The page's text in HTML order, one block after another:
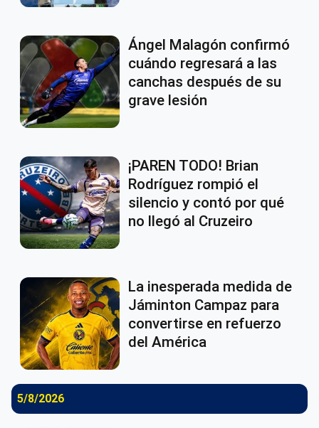
Ángel Malagón confirmó
cuándo regresará a las
canchas después de su
grave lesión
¡PAREN TODO! Brian
Rodríguez rompió el
silencio y contó por qué
no llegó al Cruzeiro
La inesperada medida de
Jáminton Campaz para
convertirse en refuerzo
del América
5/8/2026